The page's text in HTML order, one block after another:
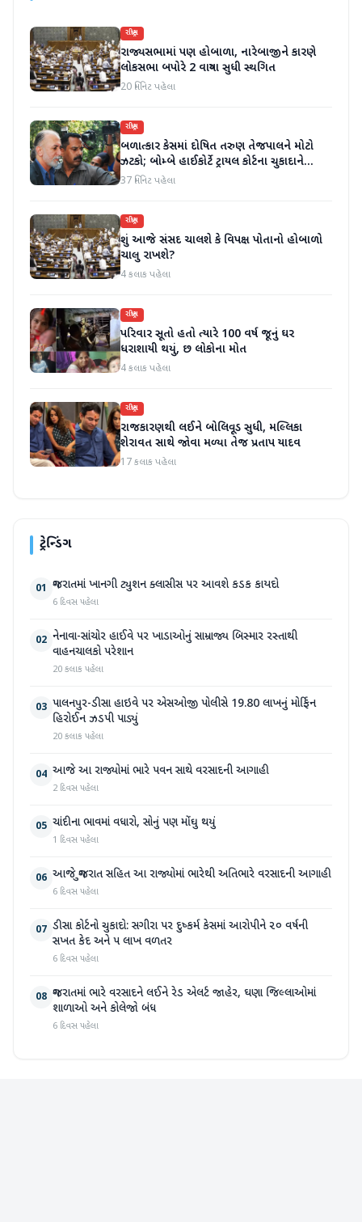
રાષ્ટ્રીય
રાજ્યસભામાં પણ હોબાળા, નારેબાજીને કારણે
લોકસભા બપોરે 2 વાગ્યા સુધી સ્થગિત
20 મિનિટ પહેલા
રાષ્ટ્રીય
બળાત્કાર કેસમાં દોષિત તરુણ તેજપાલને મોટો
ઝટકો; બોમ્બે હાઈકોર્ટે ટ્રાયલ કોર્ટના ચુકાદાને
ઉલટાવી દીધો
37 મિનિટ પહેલા
રાષ્ટ્રીય
શું આજે સંસદ ચાલશે કે વિપક્ષ પોતાનો હોબાળો
ચાલુ રાખશે?
4 કલાક પહેલા
રાષ્ટ્રીય
પરિવાર સૂતો હતો ત્યારે 100 વર્ષ જૂનું ઘર
ધરાશાયી થયું, છ લોકોના મોત
4 કલાક પહેલા
રાષ્ટ્રીય
રાજકારણથી લઈને બોલિવૂડ સુધી, મલ્લિકા
શેરાવત સાથે જોવા મળ્યા તેજ પ્રતાપ યાદવ
17 કલાક પહેલા
ટ્રેન્ડિંગ
01 ગુજરાતમાં ખાનગી ટ્યુશન ક્લાસીસ પર આવશે કડક કાયદો
6 દિવસ પહેલા
02 નેનાવા-સાંચોર હાઈવે પર ખાડાઓનું સામ્રાજ્ય બિસ્માર રસ્તાથી
વાહનચાલકો પરેશાન
20 કલાક પહેલા
03 પાલનપુર-ડીસા હાઇવે પર એસઓજી પોલીસે 19.80 લાખનું મોર્ફિન
હિરોઈન ઝડપી પાડ્યું
20 કલાક પહેલા
04 આજે આ રાજ્યોમાં ભારે પવન સાથે વરસાદની આગાહી
2 દિવસ પહેલા
05 ચાંદીના ભાવમાં વધારો, સોનું પણ મોંઘુ થયું
1 દિવસ પહેલા
06 આજે ગુજરાત સહિત આ રાજ્યોમાં ભારેથી અતિભારે વરસાદની આગાહી
6 દિવસ પહેલા
07 ડીસા કોર્ટનો ચુકાદો: સગીરા પર દુષ્કર્મ કેસમાં આરોપીને ૨૦ વર્ષની
સખત કેદ અને ૫ લાખ વળતર
6 દિવસ પહેલા
08 ગુજરાતમાં ભારે વરસાદને લઈને રેડ એલર્ટ જાહેર, ઘણા જિલ્લાઓમાં
શાળાઓ અને કોલેજો બંધ
6 દિવસ પહેલા